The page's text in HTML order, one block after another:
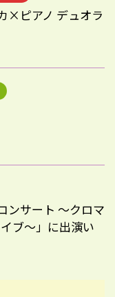
×ピアノ デュオラ
ンサート 〜クロマ
ブ〜」に出演い